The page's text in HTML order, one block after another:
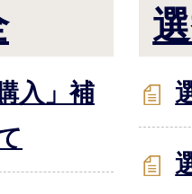
入」補